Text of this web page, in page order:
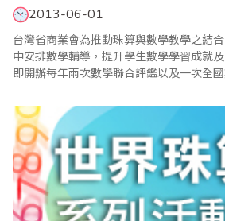
2013-06-01
台灣省商業會為推動珠算與數學教學之結
中安排數學輔導，提升學生數學學習成就
即開辦每年兩次數學聯合評鑑以及一次全
學好數學的目標。同時由於省商會的數學
好評，學生及家長不斷呼籲省商會編印相
配合評鑑及比賽參加學生練習使用，在經